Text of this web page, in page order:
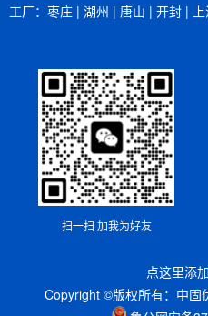
工厂：枣庄 | 湖州 | 唐山 | 开封 |
扫一扫 加我为好友
点这里添
Copyright ©版权所有：中固